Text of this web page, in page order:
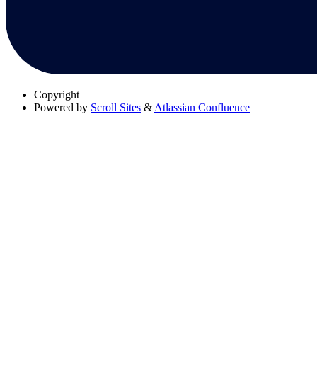
Copyright
Powered by Scroll Sites & Atlassian Confluence